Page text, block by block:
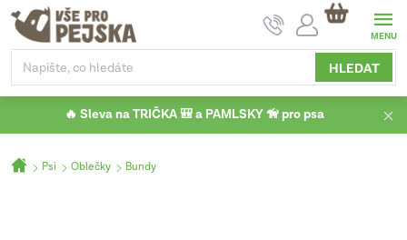
Přejít
obsah
HLEDAT
NÁKUPNÍ
KOŠÍK
🔥 Sleva na TRIČKA 🎒 a PAMLSKY 🦮 pro psa
Domů
Psi Oblečky Bundy